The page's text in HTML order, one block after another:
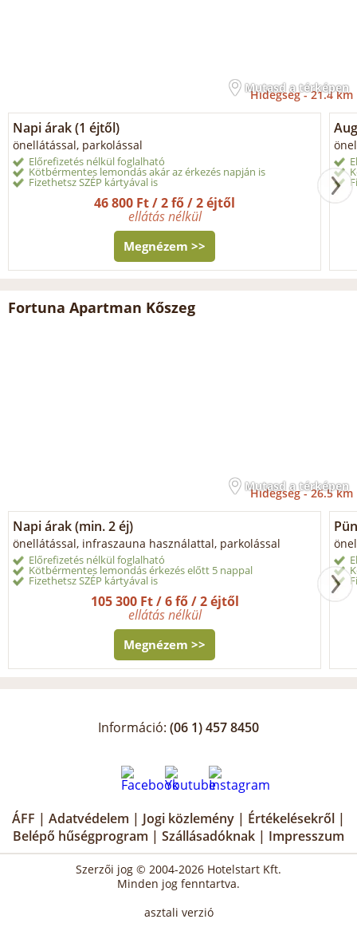
Mutasd a térképen
Hidegség -21.4 km
Napi árak (1 éjtől)
önellátással, parkolással
Előrefizetés nélkül foglalható
Kötbérmentes lemondás akár az érkezés napján is
Fizethetsz SZÉP kártyával is
46 800 Ft / 2 fő / 2 éjtől
ellátás nélkül
Megnézem >>
Fortuna Apartman Kőszeg
Mutasd a térképen
Hidegség -26.5 km
Napi árak (min. 2 éj)
önellátással, infraszauna használattal, parkolással
Előrefizetés nélkül foglalható
Kötbérmentes lemondás érkezés előtt 5 nappal
Fizethetsz SZÉP kártyával is
105 300 Ft / 6 fő / 2 éjtől
ellátás nélkül
Megnézem >>
Információ: (06 1) 457 8450
ÁFF | Adatvédelem | Jogi közlemény | Értékelésekről |
Belépő hűségprogram | Szállásadóknak | Impresszum
Szerzői jog © 2004-2026 Hotelstart Kft.
Minden jog fenntartva.
asztali verzió